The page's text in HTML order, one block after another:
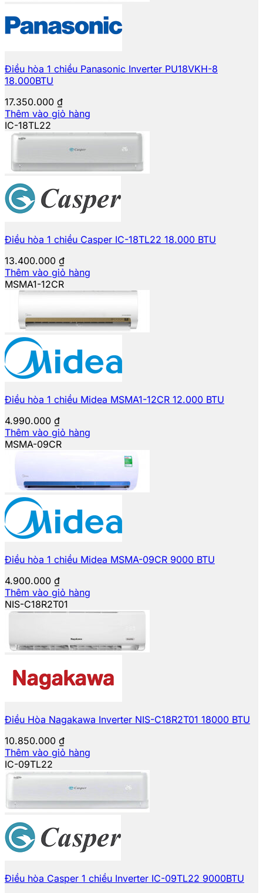
Điều hòa 1 chiều Panasonic Inverter PU18VKH-8
18.000BTU
17.350.000 ₫
Thêm vào giỏ hàng
IC-18TL22
Điều hòa 1 chiều Casper IC-18TL22 18.000 BTU
13.400.000 ₫
Thêm vào giỏ hàng
MSMA1-12CR
Điều hòa 1 chiều Midea MSMA1-12CR 12.000 BTU
4.990.000 ₫
Thêm vào giỏ hàng
MSMA-09CR
Điều hòa 1 chiều Midea MSMA-09CR 9000 BTU
4.900.000 ₫
Thêm vào giỏ hàng
NIS-C18R2T01
Điều Hòa Nagakawa Inverter NIS-C18R2T01 18000 BTU
10.850.000 ₫
Thêm vào giỏ hàng
IC-09TL22
Điều hòa Casper 1 chiều Inverter IC-09TL22 9000BTU